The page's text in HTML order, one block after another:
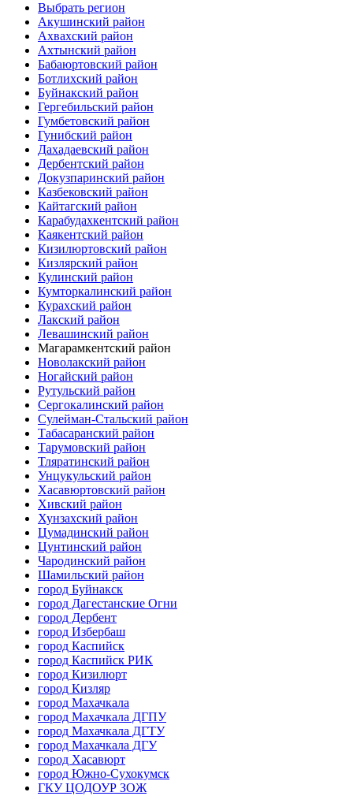
Выбрать регион
Акушинский район
Ахвахский район
Ахтынский район
Бабаюртовский район
Ботлихский район
Буйнакский район
Гергебильский район
Гумбетовский район
Гунибский район
Дахадаевский район
Дербентский район
Докузпаринский район
Казбековский район
Кайтагский район
Карабудахкентский район
Каякентский район
Кизилюртовский район
Кизлярский район
Кулинский район
Кумторкалинский район
Курахский район
Лакский район
Левашинский район
Магарамкентский район
Новолакский район
Ногайский район
Рутульский район
Сергокалинский район
Сулейман-Стальский район
Табасаранский район
Тарумовский район
Тляратинский район
Унцукульский район
Хасавюртовский район
Хивский район
Хунзахский район
Цумадинский район
Цунтинский район
Чародинский район
Шамильский район
город Буйнакск
город Дагестанские Огни
город Дербент
город Избербаш
город Каспийск
город Каспийск РИК
город Кизилюрт
город Кизляр
город Махачкала
город Махачкала ДГПУ
город Махачкала ДГТУ
город Махачкала ДГУ
город Хасавюрт
город Южно-Сухокумск
ГКУ ЦОДОУР ЗОЖ